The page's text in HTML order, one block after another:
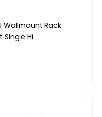
Wallmount Rack
Single Hi